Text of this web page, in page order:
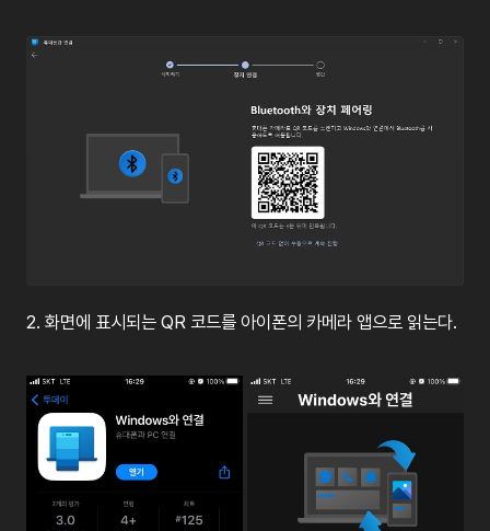
2. 화면에 표시되는 QR 코드를 아이폰의 카메라 앱으로 읽는다.